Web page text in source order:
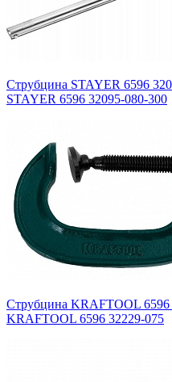
Струбцина STAYER 6596
STAYER 6596 32095-080-300
Струбцина KRAFTOOL 6596
KRAFTOOL 6596 32229-075